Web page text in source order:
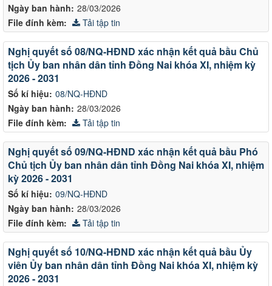
Ngày ban hành: 28/03/2026
File đính kèm: Tải tập tin
Số kí hiệu: 08/NQ-HĐND
Ngày ban hành: 28/03/2026
Nghị quyết số 08/NQ-HĐND xác nhận kết quả bầu Chủ
tịch Ủy ban nhân dân tỉnh Đồng Nai khóa XI, nhiệm kỳ
2026 - 2031
File đính kèm: Tải tập tin
Số kí hiệu: 09/NQ-HĐND
Ngày ban hành: 28/03/2026
Nghị quyết số 09/NQ-HĐND xác nhận kết quả bầu Phó
Chủ tịch Ủy ban nhân dân tỉnh Đồng Nai khóa XI, nhiệm
kỳ 2026 - 2031
File đính kèm: Tải tập tin
Nghị quyết số 10/NQ-HĐND xác nhận kết quả bầu Ủy
viên Ủy ban nhân dân tỉnh Đồng Nai khóa XI, nhiệm kỳ
2026 - 2031